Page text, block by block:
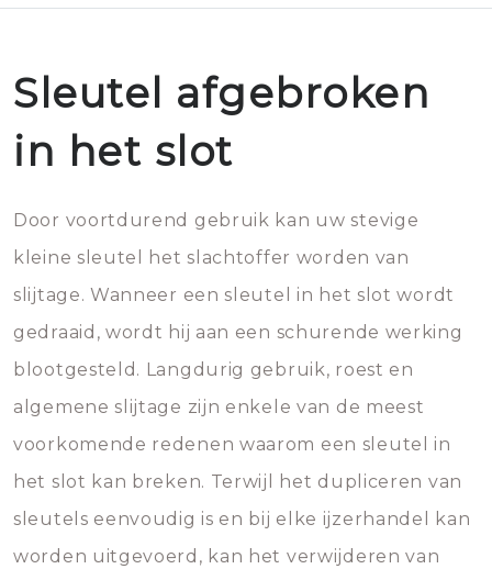
Sleutel afgebroken
in het slot
Door voortdurend gebruik kan uw stevige
kleine sleutel het slachtoffer worden van
slijtage. Wanneer een sleutel in het slot wordt
gedraaid, wordt hij aan een schurende werking
blootgesteld. Langdurig gebruik, roest en
algemene slijtage zijn enkele van de meest
voorkomende redenen waarom een sleutel in
het slot kan breken. Terwijl het dupliceren van
sleutels eenvoudig is en bij elke ijzerhandel kan
worden uitgevoerd, kan het verwijderen van